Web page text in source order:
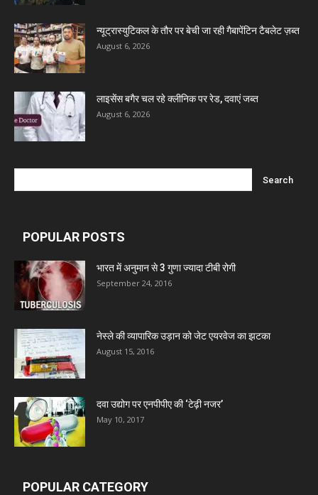
Ben Pharmaceuticals
Marxx Pharma
Mcneil & Argus Pharmaceuticals Limited
Admac Group Companies
Deep Shree Pharmaceuticals
Zumentes Healthcare
Digital Vision
न्यूट्रास्युटिकल के तौर पर बेची जा रही गैबापेंटिन टैबलेट ज़ब्त
August 6, 2026
लाइसेंस बगैर चल रहे क्लीनिक पर रेड, दवाएं जब्त
August 6, 2026
POPULAR POSTS
भारत में अनुमान से 3 गुणा ज्यादा टीबी रोगी
September 24, 2016
नेस्ले की व्यापारिक उड़ान को जेट एयरवेज का झटका
August 15, 2016
दवा उद्योग पर एनपीपीए की ‘टेढ़ी नजर’
May 10, 2017
POPULAR CATEGORY